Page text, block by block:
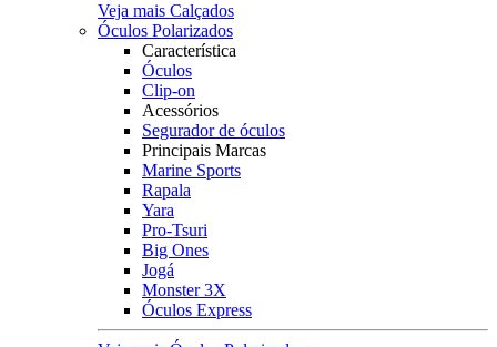
Veja mais Calçados
Óculos Polarizados
Característica
Óculos
Clip-on
Acessórios
Segurador de óculos
Principais Marcas
Marine Sports
Rapala
Yara
Pro-Tsuri
Big Ones
Jogá
Monster 3X
Óculos Express